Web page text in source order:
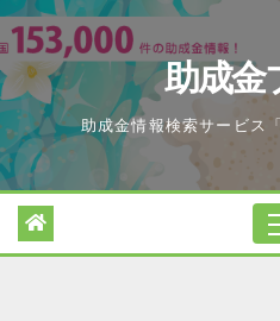
Skip
to
content
助成金
助成金情報検索サービス